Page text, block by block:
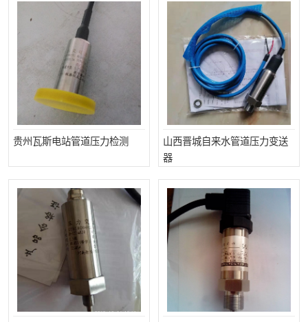
贵州瓦斯电站管道压力检测
山西晋城自来水管道压力变送
器